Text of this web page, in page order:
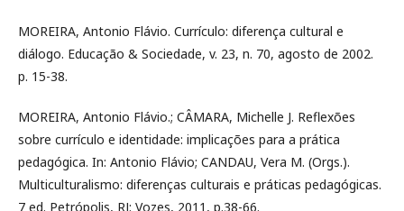
MOREIRA, Antonio Flávio. Currículo: diferença cultural e
diálogo. Educação & Sociedade, v. 23, n. 70, agosto de 2002.
p. 15-38.
MOREIRA, Antonio Flávio.; CÂMARA, Michelle J. Reflexões
sobre currículo e identidade: implicações para a prática
pedagógica. In: Antonio Flávio; CANDAU, Vera M. (Orgs.).
Multiculturalismo: diferenças culturais e práticas pedagógicas.
7 ed. Petrópolis, RJ: Vozes, 2011, p.38-66.